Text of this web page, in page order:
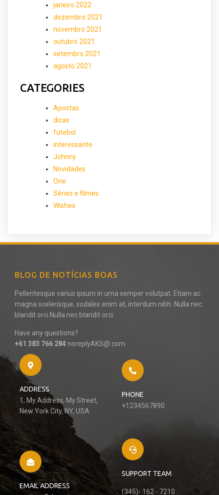
janeiro 2022
dezembro 2021
novembro 2021
outubro 2021
setembro 2021
agosto 2021
CATEGORIES
Apostas
dicas
futebol
interessante
Johnny
Novidades
One
Séries e filmes
Wishes
BLOG DE NOTÍCIAS BOAS
Pellentesque varius ipsum in urna semper volutpat. Etiam ac
magna scelerisque, sodales enim at, interdum nibh. Nulla nec
blandit orci Nulla nec blandit orci.
Have any questions?
+61 383 766 284 noreplyAKS@.com
ADDRESS
1, My Address, My Street,
New York City, NY, USA
PHONE
+1234567890
EMAIL ADDRESS
SUPPORT TEAM
(345)- 162 - 7210